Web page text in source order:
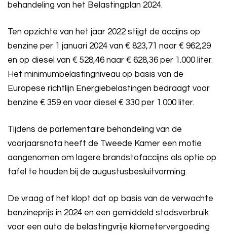
behandeling van het Belastingplan 2024.
Ten opzichte van het jaar 2022 stijgt de accijns op
benzine per 1 januari 2024 van € 823,71 naar € 962,29
en op diesel van € 528,46 naar € 628,36 per 1.000 liter.
Het minimumbelastingniveau op basis van de
Europese richtlijn Energiebelastingen bedraagt voor
benzine € 359 en voor diesel € 330 per 1.000 liter.
Tijdens de parlementaire behandeling van de
voorjaarsnota heeft de Tweede Kamer een motie
aangenomen om lagere brandstofaccijns als optie op
tafel te houden bij de augustusbesluitvorming.
De vraag of het klopt dat op basis van de verwachte
benzineprijs in 2024 en een gemiddeld stadsverbruik
voor een auto de belastingvrije kilometervergoeding